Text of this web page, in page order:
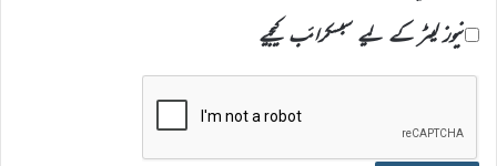
نیوز لیٹر کے لیے سبسکرائب کیجیے